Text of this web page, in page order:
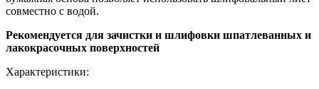
совместно с водой.
Рекомендуется для зачистки и шлифовки шпатлеванных и
лакокрасочных поверхностей
Характеристики: